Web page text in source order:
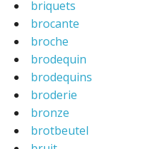
briquets
brocante
broche
brodequin
brodequins
broderie
bronze
brotbeutel